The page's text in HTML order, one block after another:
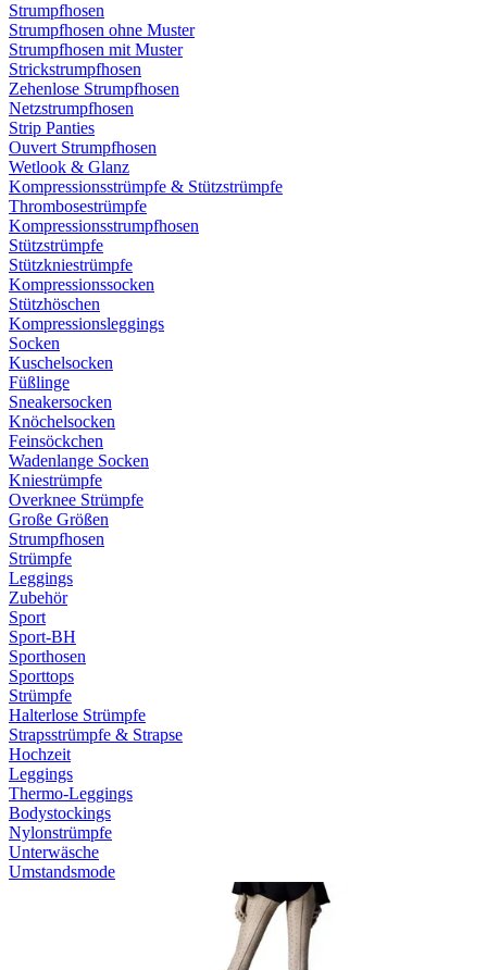
Strumpfhosen
Strumpfhosen ohne Muster
Strumpfhosen mit Muster
Strickstrumpfhosen
Zehenlose Strumpfhosen
Netzstrumpfhosen
Strip Panties
Ouvert Strumpfhosen
Wetlook & Glanz
Kompressionsstrümpfe & Stützstrümpfe
Thrombosestrümpfe
Kompressionsstrumpfhosen
Stützstrümpfe
Stützkniestrümpfe
Kompressionssocken
Stützhöschen
Kompressionsleggings
Socken
Kuschelsocken
Füßlinge
Sneakersocken
Knöchelsocken
Feinsöckchen
Wadenlange Socken
Kniestrümpfe
Overknee Strümpfe
Große Größen
Strumpfhosen
Strümpfe
Leggings
Zubehör
Sport
Sport-BH
Sporthosen
Sporttops
Strümpfe
Halterlose Strümpfe
Strapsstrümpfe & Strapse
Hochzeit
Leggings
Thermo-Leggings
Bodystockings
Nylonstrümpfe
Unterwäsche
Umstandsmode